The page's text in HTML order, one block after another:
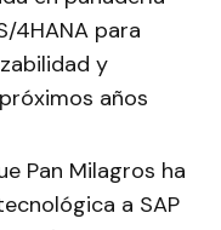
4HANA para
y
años
Pan Milagros ha
a SAP